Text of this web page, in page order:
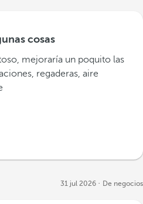
cosas
mejoraría un poquito las
regaderas, aire
31 jul 2026 De negocios